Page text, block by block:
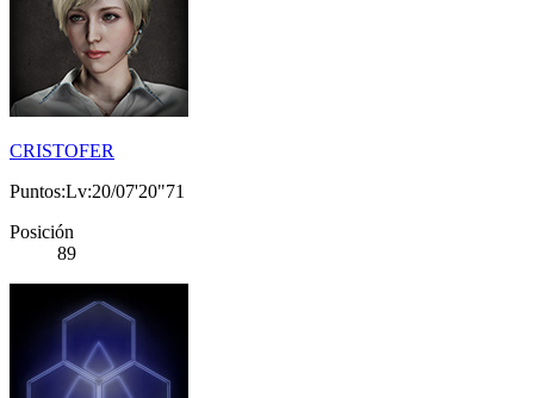
CRISTOFER
Puntos:Lv:20/07'20"71
Posición
89